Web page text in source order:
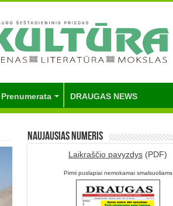
Prenumerata DRAUGAS NEWS
Naujausias numeris
Laikraščio pavyzdys (PDF)
Pirmi puslapiai nemokamai smalsuoliams